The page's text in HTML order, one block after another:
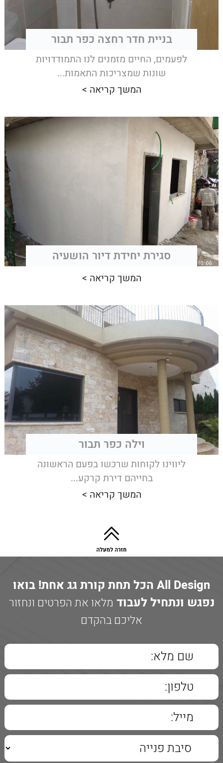
בניית חדר רחצה כפר תבור
לפעמים, החיים מזמנים לנו התמודדויות
שונות שמצריכות התאמות...
המשך קריאה >
סגירת יחידת דיור הושעיה
המשך קריאה >
וילה כפר תבור
ליווינו לקוחות שרכשו בפעם הראשונה
בחייהם דירת קרקע...
המשך קריאה >
All Design הכל תחת קורת גג אחת! בואו
נפגש ונתחיל לעבוד מלאו את הפרטים ונחזור
אליכם בהקדם